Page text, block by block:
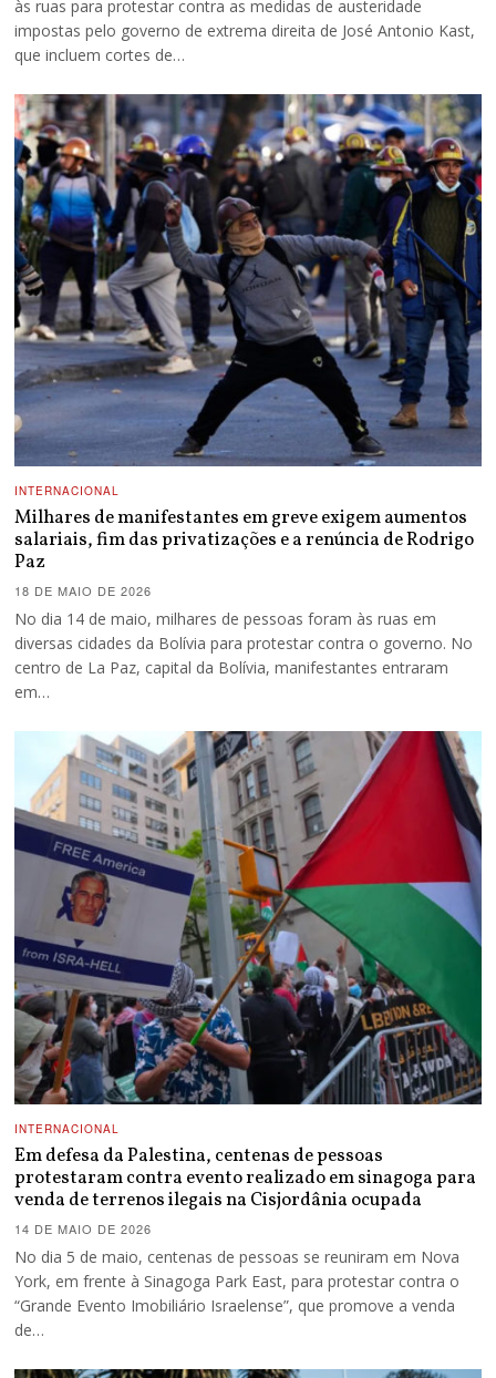
às ruas para protestar contra as medidas de austeridade
impostas pelo governo de extrema direita de José Antonio Kast,
que incluem cortes de…
INTERNACIONAL
Milhares de manifestantes em greve exigem aumentos
salariais, fim das privatizações e a renúncia de Rodrigo
Paz
18 DE MAIO DE 2026
No dia 14 de maio, milhares de pessoas foram às ruas em
diversas cidades da Bolívia para protestar contra o governo. No
centro de La Paz, capital da Bolívia, manifestantes entraram
em…
INTERNACIONAL
Em defesa da Palestina, centenas de pessoas
protestaram contra evento realizado em sinagoga para
venda de terrenos ilegais na Cisjordânia ocupada
14 DE MAIO DE 2026
No dia 5 de maio, centenas de pessoas se reuniram em Nova
York, em frente à Sinagoga Park East, para protestar contra o
“Grande Evento Imobiliário Israelense”, que promove a venda
de…